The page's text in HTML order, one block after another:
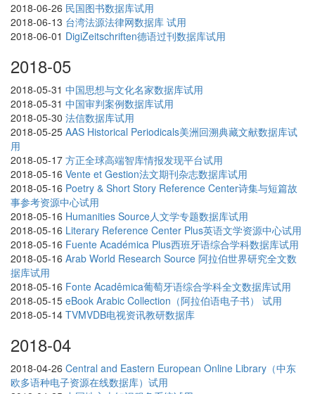
2018-06-26 民国图书数据库试用
2018-06-13 台湾法源法律网数据库 试用
2018-06-01 DigiZeitschriften德语过刊数据库试用
2018-05
2018-05-31 中国思想与文化名家数据库试用
2018-05-31 中国审判案例数据库试用
2018-05-30 法信数据库试用
2018-05-25 AAS Historical Periodicals美洲回溯典藏文献数据库试
用
2018-05-17 方正全球高端智库情报发现平台试用
2018-05-16 Vente et Gestion法文期刊杂志数据库试用
2018-05-16 Poetry & Short Story Reference Center诗集与短篇故
事参考资源中心试用
2018-05-16 Humanities Source人文学专题数据库试用
2018-05-16 Literary Reference Center Plus英语文学资源中心试用
2018-05-16 Fuente Académica Plus西班牙语综合学科数据库试用
2018-05-16 Arab World Research Source 阿拉伯世界研究全文数
据库试用
2018-05-16 Fonte Acadêmica葡萄牙语综合学科全文数据库试用
2018-05-15 eBook Arabic Collection（阿拉伯语电子书） 试用
2018-05-14 TVMVDB电视资讯教研数据库
2018-04
2018-04-26 Central and Eastern European Online Library（中东
欧多语种电子资源在线数据库）试用